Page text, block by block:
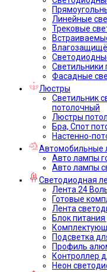
Линейные
Трековые
Светильники
Фасадные
Люстры
Светильник
потолочный
Люстры
Бра, Спот
Настенно-
Автомобильные
Авто лампы
Авто лампы
Светодиодная
Лента 24
Готовые
Лента
Блок
Подсветка
Профиль
Контроллер
Неон